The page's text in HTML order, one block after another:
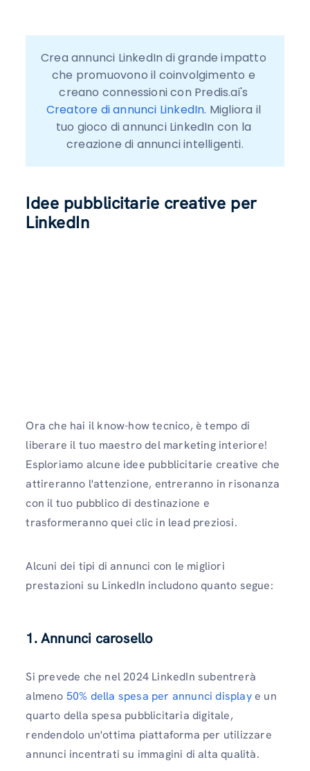
Crea annunci LinkedIn di grande impatto
che promuovono il coinvolgimento e
Creatore di annunci LinkedIn. Migliora il
tuo gioco di annunci LinkedIn con la
creazione di annunci intelligenti.
Idee pubblicitarie creative per
LinkedIn
Ora che hai il know-how tecnico, è tempo di
liberare il tuo maestro del marketing interiore!
Esploriamo alcune idee pubblicitarie creative che
attireranno l'attenzione, entreranno in risonanza
con il tuo pubblico di destinazione e
trasformeranno quei clic in lead preziosi.
Alcuni dei tipi di annunci con le migliori
prestazioni su LinkedIn includono quanto segue:
1. Annunci carosello
Si prevede che nel 2024 LinkedIn subentrerà
almeno 50% della spesa per annunci displaye un
quarto della spesa pubblicitaria digitale,
rendendolo un'ottima piattaforma per utilizzare
annunci incentrati su immagini di alta qualità.